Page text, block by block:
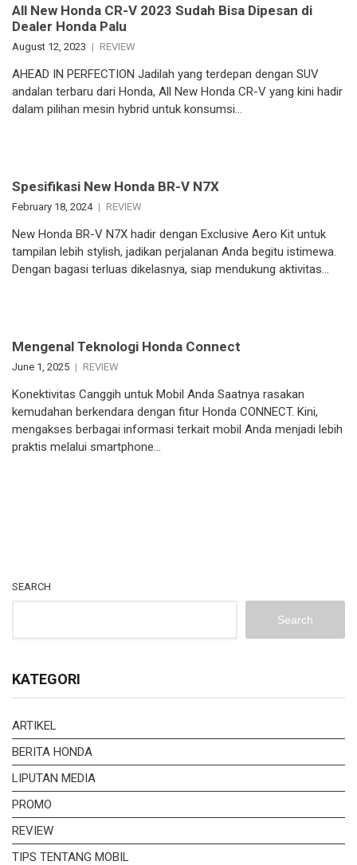
All New Honda CR-V 2023 Sudah Bisa Dipesan di
Dealer Honda Palu
August 12, 2023 REVIEW
AHEAD IN PERFECTION Jadilah yang terdepan dengan SUV
andalan terbaru dari Honda, All New Honda CR-V yang kini hadir
dalam pilihan mesin hybrid untuk konsumsi…
Spesifikasi New Honda BR-V N7X
February 18, 2024 REVIEW
New Honda BR-V N7X hadir dengan Exclusive Aero Kit untuk
tampilan lebih stylish, jadikan perjalanan Anda begitu istimewa.
Dengan bagasi terluas dikelasnya, siap mendukung aktivitas…
Mengenal Teknologi Honda Connect
June 1, 2025 REVIEW
Konektivitas Canggih untuk Mobil Anda Saatnya rasakan
kemudahan berkendara dengan fitur Honda CONNECT. Kini,
mengakses berbagai informasi terkait mobil Anda menjadi lebih
praktis melalui smartphone…
SEARCH
Search
KATEGORI
ARTIKEL
BERITA HONDA
LIPUTAN MEDIA
PROMO
REVIEW
TIPS TENTANG MOBIL